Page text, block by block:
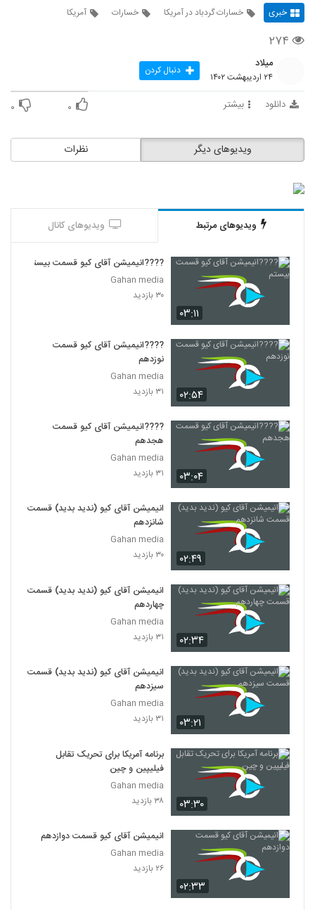
خبری خسارات گردباد در آمریکا خسارات آمریکا
۲۷۴
میلاد
۲۴ اردیبهشت ۱۴۰۲ دنبال کردن
دانلود بیشتر ۰ ۰
نظرات ویدیوهای دیگر
ویدیوهای مرتبط ویدیوهای کانال
۰۳:۱۱
????️انیمیشن آقای کیو قسمت بیستم
Gahan media
۳۰ بازدید
۰۲:۵۴
????️انیمیشن آقای کیو قسمت
نوزدهم
Gahan media
۳۱ بازدید
۰۳:۰۴
????️انیمیشن آقای کیو قسمت
هجدهم
Gahan media
۳۱ بازدید
۰۲:۴۹
انیمیشن آقای کیو (ندید بدید) قسمت
شانزدهم
Gahan media
۳۰ بازدید
۰۲:۳۴
انیمیشن آقای کیو (ندید بدید) قسمت
چهاردهم
Gahan media
۳۱ بازدید
۰۳:۲۱
انیمیشن آقای کیو (ندید بدید) قسمت
سیزدهم
Gahan media
۳۱ بازدید
۰۳:۳۰
برنامه آمریکا برای تحریک تقابل
فیلیپین و چین
Gahan media
۳۸ بازدید
۰۲:۳۳
انیمیشن آقای کیو قسمت دوازدهم
Gahan media
۲۶ بازدید